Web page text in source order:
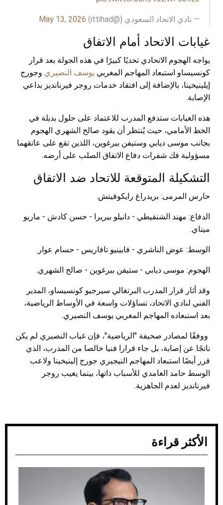
— نادي الاتحاد السعودي (@ittihad) May 13, 2026
غيابات الاتحاد أمام الاتفاق
يواجه الهجوم الاتحادي تحديًا كبيرًا في هذه الجولة بعد قرار
كونسيساو استبعاد المهاجم المغربي يوسف النصيري وجورج
إيلينيخينا، بالإضافة إلى افتقاد خدمات روجر فيرنانديز بداعي
الإصابة.
هذه الغيابات ستدفع المدرب للاعتماد على حلول بديلة في
الخط الأمامي، حيث يُنتظر أن يقود صالح الشهري الهجوم
بجانب موسى ديابي وستيفن بيرغوين، اللذين تقع على عاتقهما
مسؤولية فك شفرات دفاع الاتفاق الصلب على أرضه.
التشكيلة المتوقعة للاتحاد ضد الاتفاق
حارس المرمى: بريدراغ رايكوفيتش.
الدفاع: مهند الشنقيطي - دانيلو بيريرا - حسن كادش - ماريو
ميتاي.
الوسط: عوض الناشري - فابينيو تافاريس - حسام عوار.
الهجوم: موسى ديابي - ستيفن بيرغوين - صالح الشهري.
وقد أثار قرار المدرب البرتغالي سيرجيو كونسيساو، المدير
الفني لنادي الاتحاد، تساؤلات واسعة في الأوساط الرياضية،
بعد استبعاده المهاجم المغربي يوسف النصيري.
ووفقًا لمصادر صحيفة "الرياضية"، فإن غياب النصيري لم يكن
ناتجًا عن إصابة، بل جاء قرارا فنيا خالصا من المدرب، الذي
قرر أيضًا استبعاد المهاجم النيجيري جورج إلينيخينا ولاعب
الوسط حامد الغامدي للأسباب ذاتها، بينما يغيب روجر
فيرنانديز لعدم الجاهزية.
الأكثر قراءة